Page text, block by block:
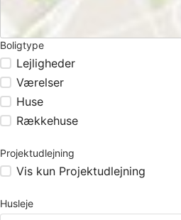
Boligtype
Lejligheder
Værelser
Huse
Rækkehuse
Projektudlejning
Vis kun Projektudlejning
Husleje